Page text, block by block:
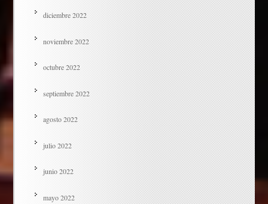
diciembre 2022
noviembre 2022
octubre 2022
septiembre 2022
agosto 2022
julio 2022
junio 2022
mayo 2022